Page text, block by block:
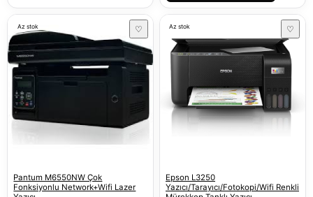
Az stok ♡
Pantum M6550NW Çok
Fonksiyonlu Network+Wifi Lazer
Az stok ♡
Epson L3250
Yazıcı/Tarayıcı/Fotokopi/Wifi Renkli